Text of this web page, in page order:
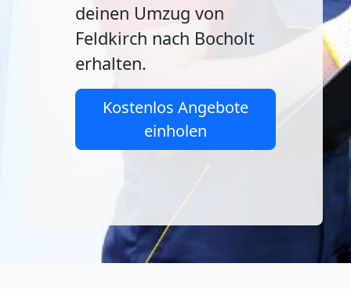
deinen Umzug von
Feldkirch nach Bocholt
erhalten.
Kostenlos Angebote
einholen